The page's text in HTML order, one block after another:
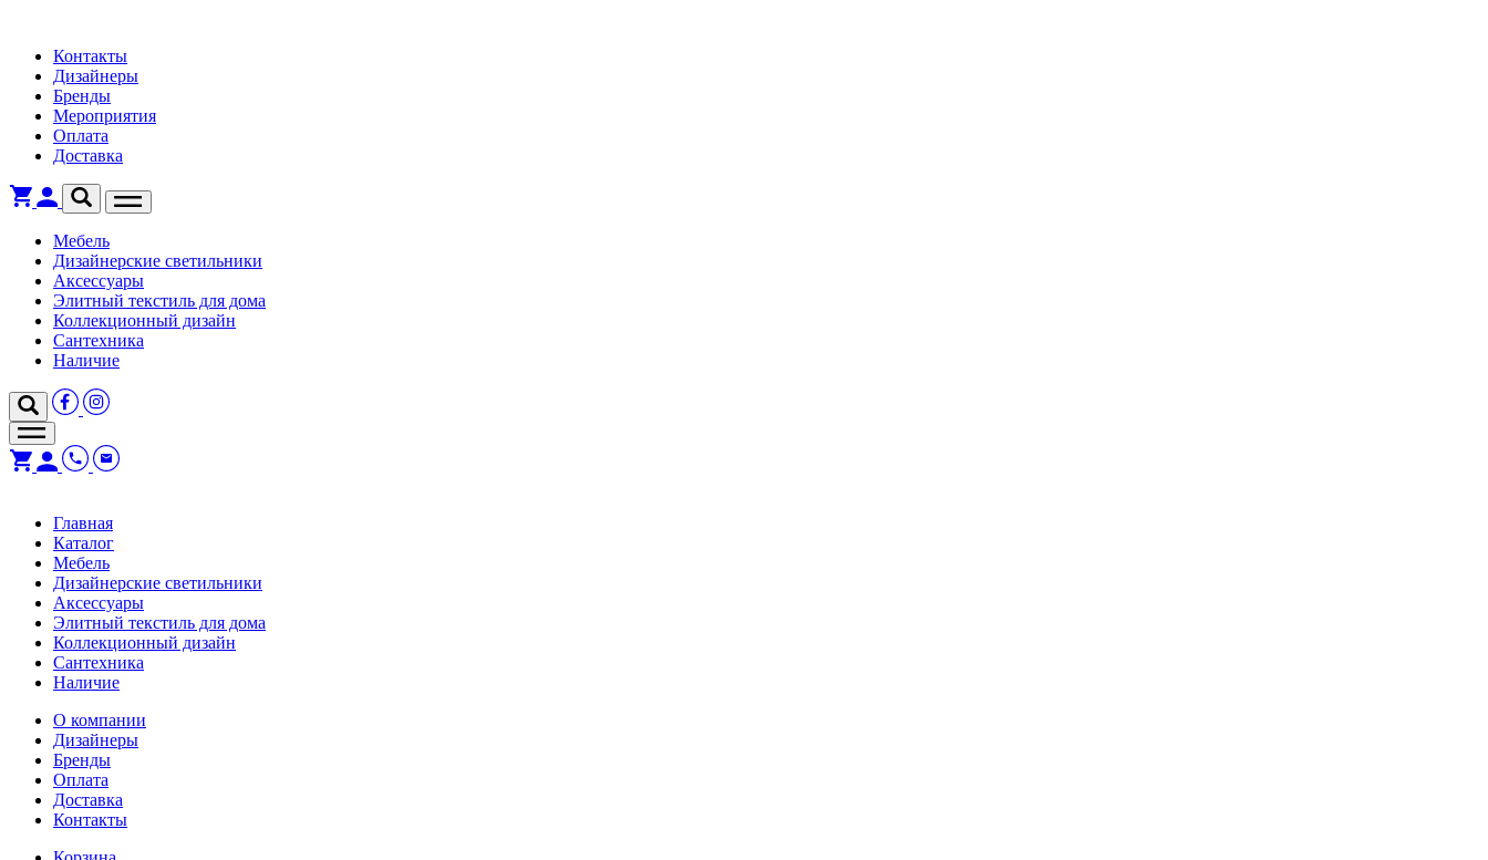
Контакты
Дизайнеры
Бренды
Мероприятия
Оплата
Доставка
Мебель
Дизайнерские светильники
Аксессуары
Элитный текстиль для дома
Коллекционный дизайн
Сантехника
Наличие
Главная
Каталог
Мебель
Дизайнерские светильники
Аксессуары
Элитный текстиль для дома
Коллекционный дизайн
Сантехника
Наличие
О компании
Дизайнеры
Бренды
Оплата
Доставка
Контакты